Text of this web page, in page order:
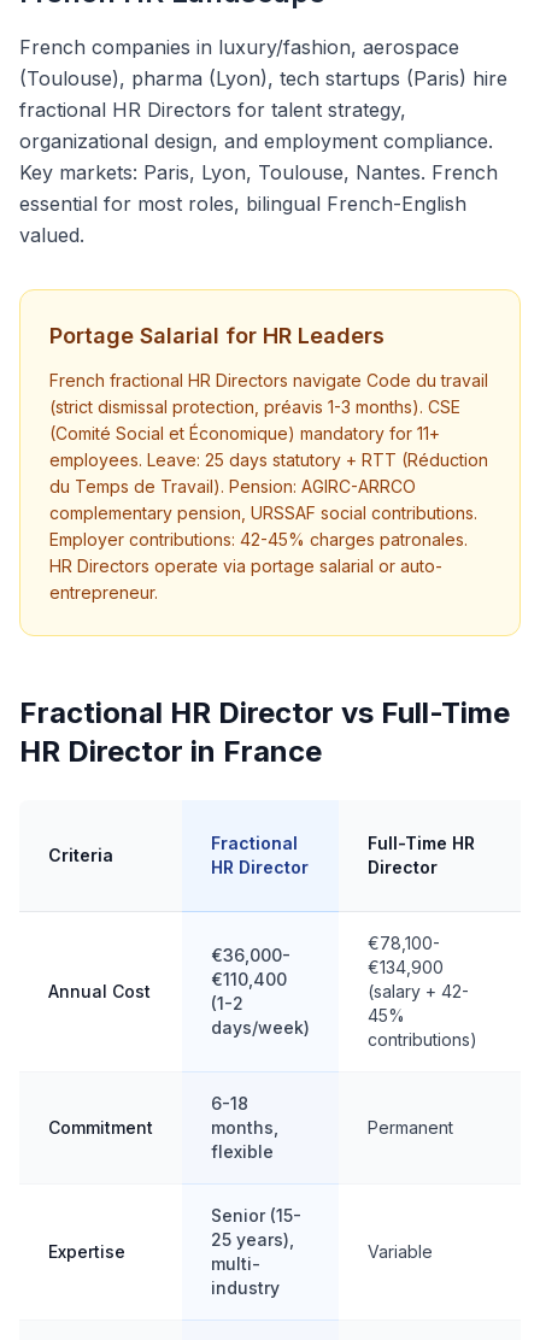
French companies in luxury/fashion, aerospace
(Toulouse), pharma (Lyon), tech startups (Paris) hire
fractional HR Directors for talent strategy,
organizational design, and employment compliance.
Key markets: Paris, Lyon, Toulouse, Nantes. French
essential for most roles, bilingual French-English
valued.
Portage Salarial for HR Leaders
French fractional HR Directors navigate Code du travail
(strict dismissal protection, préavis 1-3 months). CSE
(Comité Social et Économique) mandatory for 11+
employees. Leave: 25 days statutory + RTT (Réduction
du Temps de Travail). Pension: AGIRC-ARRCO
complementary pension, URSSAF social contributions.
Employer contributions: 42-45% charges patronales.
HR Directors operate via portage salarial or auto-
entrepreneur.
Fractional HR Director vs Full-Time
HR Director in France
Criteria
Fractional
HR Director
Full-Time HR
Director
Annual Cost
€36,000-
€110,400
(1-2
days/week)
€78,100-
€134,900
(salary + 42-
45%
contributions)
Commitment
6-18
months,
flexible
Permanent
Expertise
Senior (15-
25 years),
multi-
industry
Variable